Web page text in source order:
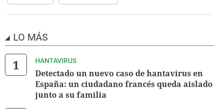
LO MÁS
HANTAVIRUS
Detectado un nuevo caso de hantavirus en
España: un ciudadano francés queda aislado
junto a su familia